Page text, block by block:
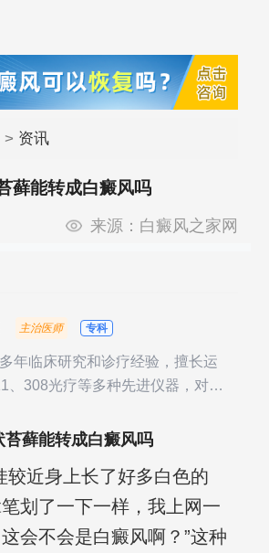
> 资讯
藓能转成白癜风吗
来源： 白癜风之家网
主治医师 专科
年临床研究和诊疗经验，擅长运
、308光疗等多种先进仪器，对不
性银屑病、顽固性银屑病、全身
苔藓能转成白癜风吗
较近身上长了好多白色的
划了一下一样，我上网一
会不会是白癜风啊？”这种